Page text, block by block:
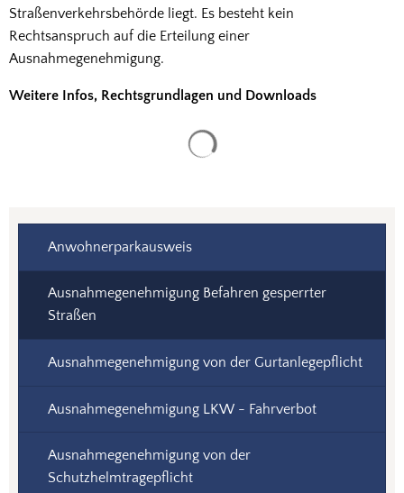
Straßenverkehrsbehörde liegt. Es besteht kein
Rechtsanspruch auf die Erteilung einer
Ausnahmegenehmigung.
Weitere Infos, Rechtsgrundlagen und Downloads
Anwohnerparkausweis
Ausnahmegenehmigung Befahren gesperrter
Straßen
Ausnahmegenehmigung von der Gurtanlegepflicht
Ausnahmegenehmigung LKW - Fahrverbot
Ausnahmegenehmigung von der
Schutzhelmtragepflicht